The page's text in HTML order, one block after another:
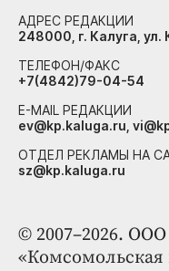
© 2007–2026.
«Комсомольская
АДРЕС РЕДАКЦИИ
248000, г. Калуга,
ТЕЛЕФОН/ФАКС
+7(4842)79-04-54
E-MAIL РЕДАКЦИИ
ev@kp.kaluga.ru,
ОТДЕЛ РЕКЛАМЫ НА
sz@kp.kaluga.ru